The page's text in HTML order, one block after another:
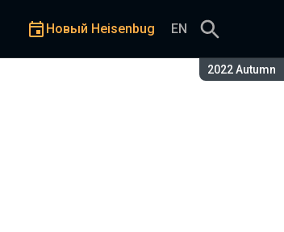
Сезон:
2022 Autumn
Новый Heisenbug EN